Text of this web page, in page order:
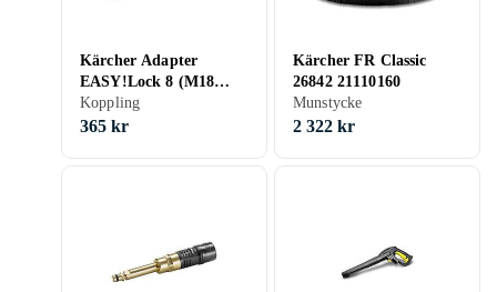
Kärcher Adapter
EASY!Lock 8 (M18
Tillbehör till Spolrör)
Koppling
365 kr
Kärcher FR Classic
26842 21110160
Munstycke
2 322 kr